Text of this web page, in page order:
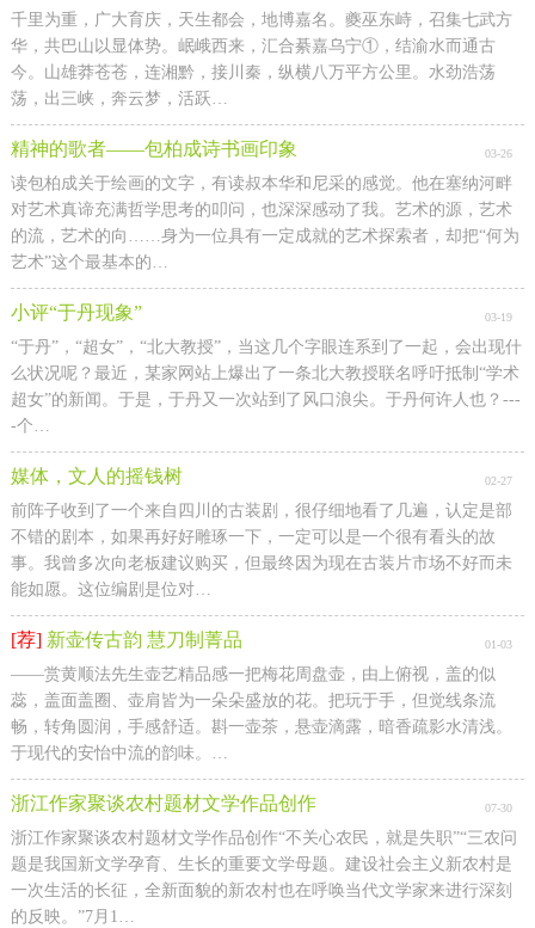
千里为重，广大育庆，天生都会，地博嘉名。夔巫东峙，召集七武方
华，共巴山以显体势。岷峨西来，汇合綦嘉乌宁①，结渝水而通古
今。山雄莽苍苍，连湘黔，接川秦，纵横八万平方公里。水劲浩荡
荡，出三峡，奔云梦，活跃…
精神的歌者——包柏成诗书画印象 03-26
读包柏成关于绘画的文字，有读叔本华和尼采的感觉。他在塞纳河畔
对艺术真谛充满哲学思考的叩问，也深深感动了我。艺术的源，艺术
的流，艺术的向……身为一位具有一定成就的艺术探索者，却把“何为
艺术”这个最基本的…
小评“于丹现象” 03-19
“于丹”，“超女”，“北大教授”，当这几个字眼连系到了一起，会出现什
么状况呢？最近，某家网站上爆出了一条北大教授联名呼吁抵制“学术
超女”的新闻。于是，于丹又一次站到了风口浪尖。于丹何许人也？---
-个…
媒体，文人的摇钱树 02-27
前阵子收到了一个来自四川的古装剧，很仔细地看了几遍，认定是部
不错的剧本，如果再好好雕琢一下，一定可以是一个很有看头的故
事。我曾多次向老板建议购买，但最终因为现在古装片市场不好而未
能如愿。这位编剧是位对…
[荐] 新壶传古韵 慧刀制菁品 01-03
——赏黄顺法先生壶艺精品感一把梅花周盘壶，由上俯视，盖的似
蕊，盖面盖圈、壶肩皆为一朵朵盛放的花。把玩于手，但觉线条流
畅，转角圆润，手感舒适。斟一壶茶，悬壶滴露，暗香疏影水清浅。
于现代的安怡中流的韵味。…
浙江作家聚谈农村题材文学作品创作 07-30
浙江作家聚谈农村题材文学作品创作“不关心农民，就是失职”“三农问
题是我国新文学孕育、生长的重要文学母题。建设社会主义新农村是
一次生活的长征，全新面貌的新农村也在呼唤当代文学家来进行深刻
的反映。”7月1…